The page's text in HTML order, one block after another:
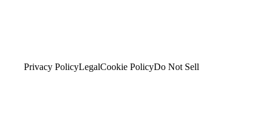
Privacy PolicyLegalCookie PolicyDo Not Sell